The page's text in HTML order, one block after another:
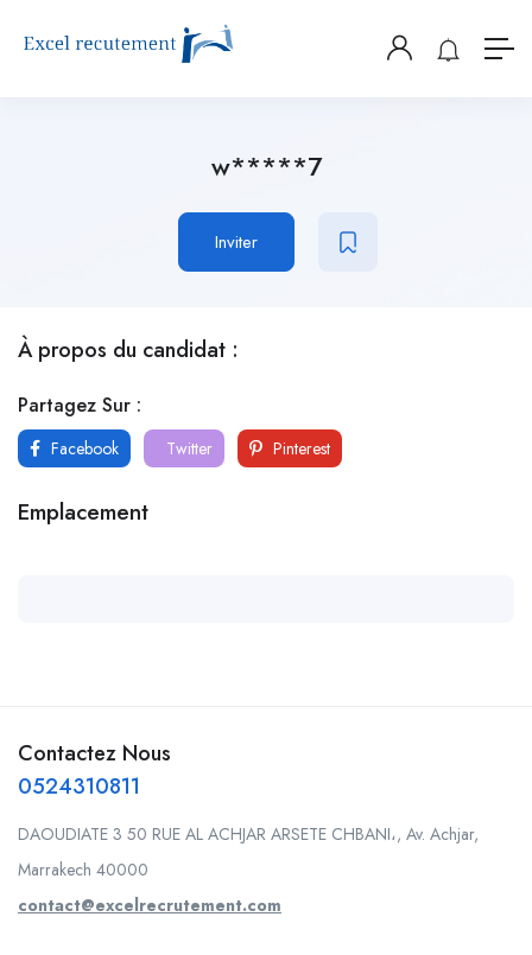
w*****7
Inviter
À propos du candidat :
Partagez Sur :
Facebook Twitter Pinterest
Emplacement
Contactez Nous
0524310811
DAOUDIATE 3 50 RUE AL ACHJAR ARSETE CHBANI،, Av. Achjar,
Marrakech 40000
contact@excelrecrutement.com